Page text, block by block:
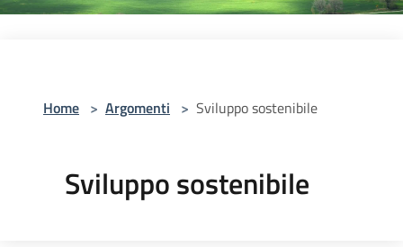
Home > Argomenti > Sviluppo sostenibile
Sviluppo sostenibile